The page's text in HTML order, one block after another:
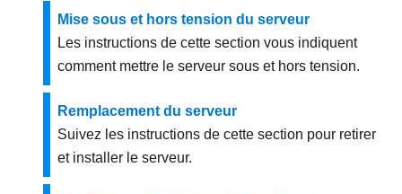
Mise sous et hors tension du serveur
Les instructions de cette section vous indiquent
comment mettre le serveur sous et hors tension.
Remplacement du serveur
Suivez les instructions de cette section pour retirer
et installer le serveur.